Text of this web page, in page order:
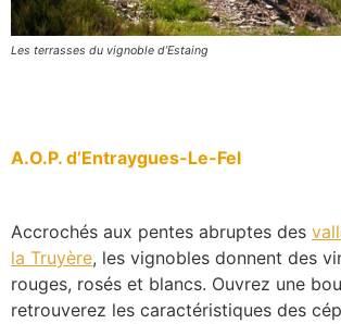
Les terrasses du vignoble d’Estaing
A.O.P. d’Entraygues-Le-Fel
Accrochés aux pentes abruptes des
la Truyère, les vignobles donnent des
rouges, rosés et blancs. Ouvrez une
retrouverez les caractéristiques des